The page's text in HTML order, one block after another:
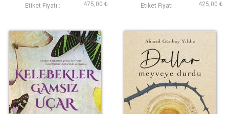
Etiket Fiyatı : 475,00 ₺ Etiket Fiyatı : 425,00 ₺